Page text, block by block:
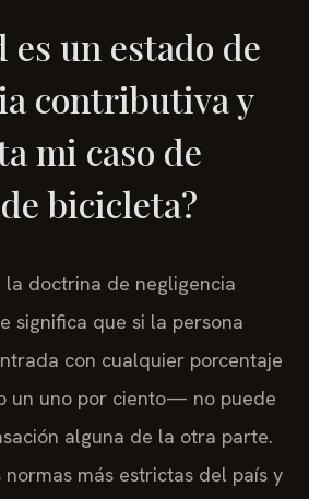
es un estado de
contributiva y
mi caso de
bicicleta?
la doctrina de negligencia
significa que si la persona
con cualquier porcentaje
un uno por ciento— no puede
alguna de la otra parte.
normas más estrictas del país y